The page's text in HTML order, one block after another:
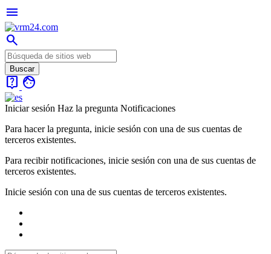
menu
search
live_help face
Iniciar sesión Haz la pregunta Notificaciones
Para hacer la pregunta, inicie sesión con una de sus cuentas de
terceros existentes.
Para recibir notificaciones, inicie sesión con una de sus cuentas de
terceros existentes.
Inicie sesión con una de sus cuentas de terceros existentes.